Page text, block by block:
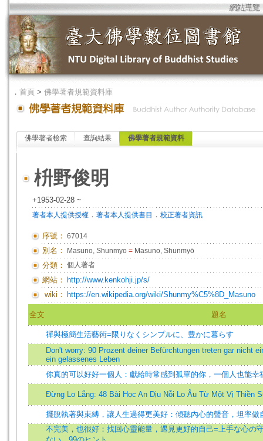
網站導覽
． 首頁 > 佛學著者規範資料庫
佛學著者檢索 查詢結果 佛學著者規範資料
枡野俊明
+1953-02-28 ~
著者本人提供授權 ． 著者本人提供書目 ． 校正著者資訊
序號： 67014
別名： Masuno, Shunmyo = Masuno, Shunmyō
分類： 個人著者
網站：
http://www.kenkohji.jp/s/
wiki：
https://en.wikipedia.org/wiki/Shunmy%C5%8D_Masuno
全文 題名
禪與極簡生活藝術=限りなくシンプルに、豊かに暮らす
Don't worry: 90 Prozent deiner Befürchtungen treten gar nicht
ein gelassenes Leben
你真的可以好好一個人：獻給時常感到孤單的你，一個人也能
Đừng Lo Lắng: 48 Bài Học An Dịu Nỗi Lo Âu Từ Một Vị Thiền
擺脫執著與束縛，讓人生過得更美好：傾聽內心的聲音，坦率
不完美，也很好：找回心靈能量，遇見更好的自己=上手な心の